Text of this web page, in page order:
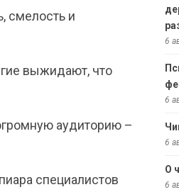
смелость и
выжидают, что
аудиторию –
специалистов
6
6
6
О
6